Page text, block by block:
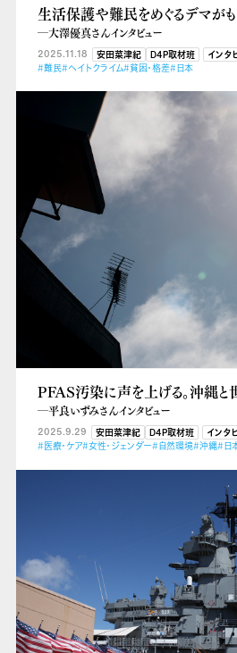
生活保護や難民をめぐるデマが
―大澤優真さんインタビュー
2025.11.18 安田菜津紀 D4P取材班
インタ
#難民#ヘイトクライム#貧困・格差#日本
PFAS汚染に声を上げる。沖縄
―平良いずみさんインタビュー
2025.9.29 安田菜津紀 D4P取材班
インタ
#医療・ケア#女性・ジェンダー#自然環境#沖縄#日